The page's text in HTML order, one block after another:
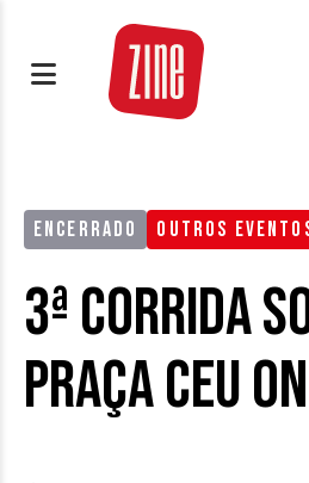
ENCERRADO OUTROS
3ª Corrida
Praça CEU